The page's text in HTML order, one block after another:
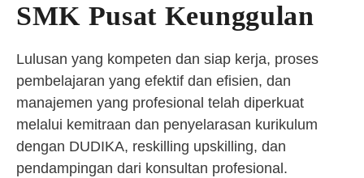
SMK Pusat Keunggulan
Lulusan yang kompeten dan siap kerja, proses
pembelajaran yang efektif dan efisien, dan
manajemen yang profesional telah diperkuat
melalui kemitraan dan penyelarasan kurikulum
dengan DUDIKA, reskilling upskilling, dan
pendampingan dari konsultan profesional.